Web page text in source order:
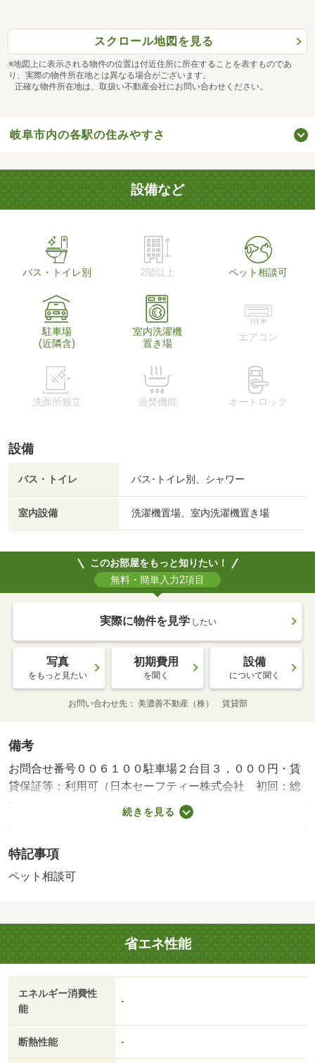
スクロール地図を見る
※地図上に表示される物件の位置は付近住所に所在することを表すものであ
り、実際の物件所在地とは異なる場合がございます。
正確な物件所在地は、取扱い不動産会社にお問い合わせください。
岐阜市内の各駅の住みやすさ
設備など
バス・トイレ別 2階以上 ペット相談可
駐車場
(近隣含)
室内洗濯機
置き場
エアコン
洗面所独立 追焚機能 オートロック
設備
バス・トイレ バス･トイレ別、シャワー
室内設備 洗濯機置場、室内洗濯機置き場
このお部屋をもっと知りたい！
無料・簡単入力2項目
実際に物件を見学 したい
写真
をもっと見たい
初期費用
を聞く
設備
について聞く
お問い合わせ先 美濃善不動産（株） 賃貸部
備考
お問合せ番号００６１００駐車場２台目３，０００円・賃
貸保証等：利用可（日本セーフティー株式会社 初回：総
賃料の４０％（最低１．６万）更新料１万／年）・維持費
等：ケーブルＴＶ料５００円／月
続きを見る
特記事項
ペット相談可
省エネ性能
エネルギー消費性
能
-
断熱性能 -